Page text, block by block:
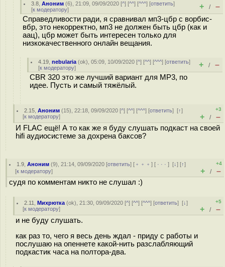
3.8 ,Аноним (6), 21:09, 09/09/2020 [^] [^^] [^^^] [ответить]
[к модератору] + / –
Справедливости ради, я сравнивал мп3-цбр с ворбис-
вбр, это некорректно, мп3 не должен быть цбр (как и
аац), цбр может быть интересен только для
низкокачественного онлайн вещания.
4.19 ,nebularia (ok), 05:09, 10/09/2020 [^] [^^] [^^^] [ответить]
[к модератору] + / –
CBR 320 это же лучший вариант для MP3, по
идее. Пусть и самый тяжёлый.
2.15 ,Аноним (15), 22:18, 09/09/2020 [^] [^^] [^^^] [ответить][↑]
[к модератору]
+3
+ / –
И FLAC ещё! А то как же я буду слушать подкаст на своей
hifi аудиосистеме за дохрена баксов?
1.9 ,Аноним (9), 21:14, 09/09/2020 [ответить] [ ﹢﹢﹢] [ · · ·][↓] [↑]
[к модератору]
+4
+ / –
судя по комментам никто не слушал :)
2.11 ,Михрютка (ok), 21:30, 09/09/2020 [^] [^^] [^^^] [ответить][↓]
[к модератору]
+5
+ / –
и не буду слушать.
как раз то, чего я весь день ждал - приду с работы и
послушаю на опеннете какой-нить разслабляющий
подкастик часа на полтора-два.